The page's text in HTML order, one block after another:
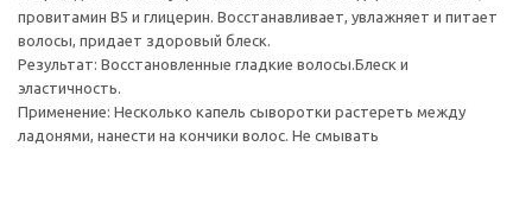
провитамин В5 и глицерин. Восстанавливает, увлажняет и питает
волосы, придает здоровый блеск.
Результат: Восстановленные гладкие волосы.Блеск и
эластичность.
Применение: Несколько капель сыворотки растереть между
ладонями, нанести на кончики волос. Не смывать